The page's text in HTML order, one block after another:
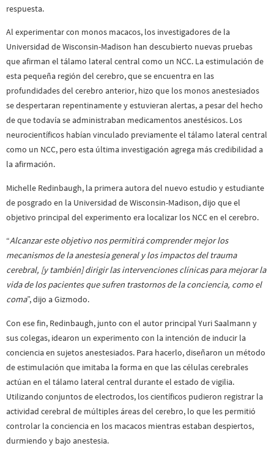
respuesta.
Al experimentar con monos macacos, los investigadores de la
Universidad de Wisconsin-Madison han descubierto nuevas pruebas
que afirman el tálamo lateral central como un NCC. La estimulación de
esta pequeña región del cerebro, que se encuentra en las
profundidades del cerebro anterior, hizo que los monos anestesiados
se despertaran repentinamente y estuvieran alertas, a pesar del hecho
de que todavía se administraban medicamentos anestésicos. Los
neurocientíficos habían vinculado previamente el tálamo lateral central
como un NCC, pero esta última investigación agrega más credibilidad a
la afirmación.
Michelle Redinbaugh, la primera autora del nuevo estudio y estudiante
de posgrado en la Universidad de Wisconsin-Madison, dijo que el
objetivo principal del experimento era localizar los NCC en el cerebro.
“Alcanzar este objetivo nos permitirá comprender mejor los
mecanismos de la anestesia general y los impactos del trauma
cerebral, [y también] dirigir las intervenciones clínicas para mejorar la
vida de los pacientes que sufren trastornos de la conciencia, como el
coma”, dijo a Gizmodo.
Con ese fin, Redinbaugh, junto con el autor principal Yuri Saalmann y
sus colegas, idearon un experimento con la intención de inducir la
conciencia en sujetos anestesiados. Para hacerlo, diseñaron un método
de estimulación que imitaba la forma en que las células cerebrales
actúan en el tálamo lateral central durante el estado de vigilia.
Utilizando conjuntos de electrodos, los científicos pudieron registrar la
actividad cerebral de múltiples áreas del cerebro, lo que les permitió
controlar la conciencia en los macacos mientras estaban despiertos,
durmiendo y bajo anestesia.